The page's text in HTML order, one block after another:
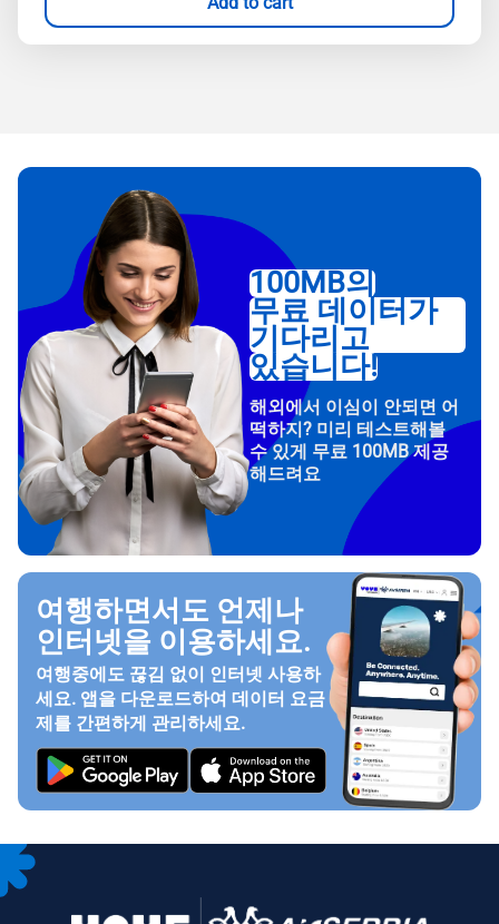
100MB의
무료 데이터가
기다리고
있습니다!
해외에서 이심이 안되면 어
떡하지? 미리 테스트해볼
수 있게 무료 100MB 제공
해드려요
여행하면서도 언제나
인터넷을 이용하세요.
여행중에도 끊김 없이 인터넷 사용하
세요. 앱을 다운로드하여 데이터 요금
제를 간편하게 관리하세요.